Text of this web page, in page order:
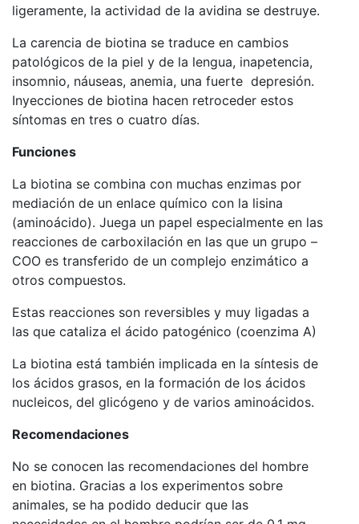
ligeramente, la actividad de la avidina se destruye.
La carencia de biotina se traduce en cambios
patológicos de la piel y de la lengua, inapetencia,
insomnio, náuseas, anemia, una fuerte depresión.
Inyecciones de biotina hacen retroceder estos
síntomas en tres o cuatro días.
Funciones
La biotina se combina con muchas enzimas por
mediación de un enlace químico con la lisina
(aminoácido). Juega un papel especialmente en las
reacciones de carboxilación en las que un grupo –
COO es transferido de un complejo enzimático a
otros compuestos.
Estas reacciones son reversibles y muy ligadas a
las que cataliza el ácido patogénico (coenzima A)
La biotina está también implicada en la síntesis de
los ácidos grasos, en la formación de los ácidos
nucleicos, del glicógeno y de varios aminoácidos.
Recomendaciones
No se conocen las recomendaciones del hombre
en biotina. Gracias a los experimentos sobre
animales, se ha podido deducir que las